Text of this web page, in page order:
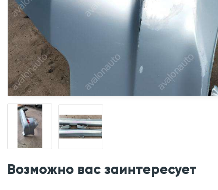
Возможно вас заинтересует